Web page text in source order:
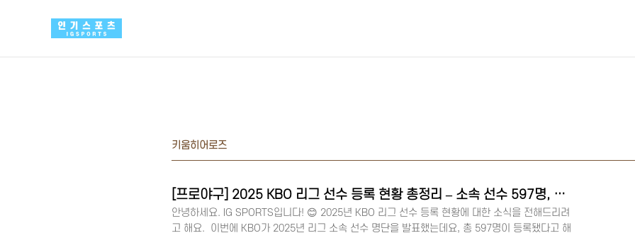
키움히어로즈
[프로야구] 2025 KBO 리그 선수 등록 현황 총정리 – 소속 선수 597명, 구단별 명단, 신인, 코칭스태프
안녕하세요. IG SPORTS입니다! 😊 2025년 KBO 리그 선수 등록 현황에 대한 소식을 전해드리려
고 해요. 이번에 KBO가 2025년 리그 소속 선수 명단을 발표했는데요, 총 597명이 등록됐다고 해